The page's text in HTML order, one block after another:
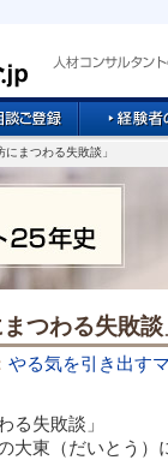
まつわる失敗談」
まつわる失敗
やる気を引き出す
る失敗談」
大東（だいとう）